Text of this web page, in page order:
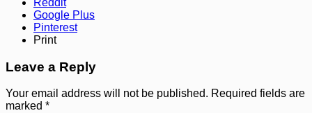
Reddit
Google Plus
Pinterest
Print
Leave a Reply
Your email address will not be published. Required fields are
marked *